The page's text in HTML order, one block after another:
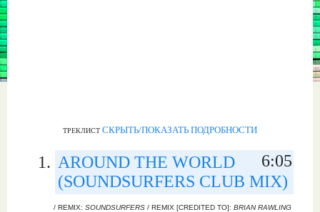
ТРЕКЛИСТ СКРЫТЬ/ПОКАЗАТЬ ПОДРОБНОСТИ
AROUND THE WORLD
(SOUNDSURFERS CLUB MIX)
6:05
/ REMIX: SOUNDSURFERS / REMIX [CREDITED TO]: BRIAN RAWLING